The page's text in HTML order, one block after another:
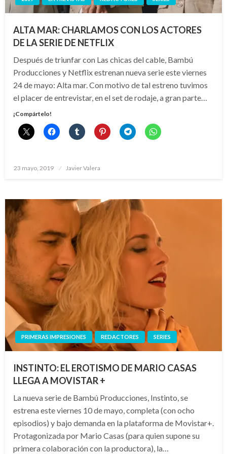
ALTA MAR: CHARLAMOS CON LOS ACTORES
DE LA SERIE DE NETFLIX
Después de triunfar con Las chicas del cable, Bambú
Producciones y Netflix estrenan nueva serie este viernes
24 de mayo: Alta mar. Con motivo de tal estreno tuvimos
el placer de entrevistar, en el set de rodaje, a gran parte…
¡Compártelo!
Publicado
23 mayo, 2019 Javier Valera
PRIMERAS IMPRESIONES REDACTORES SERIES
INSTINTO: EL EROTISMO DE MARIO CASAS
LLEGA A MOVISTAR +
La nueva serie de Bambú Producciones, Instinto, se
estrena este viernes 10 de mayo, completa (con ocho
episodios) y bajo demanda en la plataforma de Movistar+.
Protagonizada por Mario Casas (para quien supone su
primera colaboración con la productora), la…